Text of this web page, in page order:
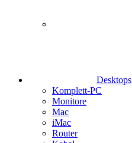
Desktops
Komplett-PC
Monitore
Mac
iMac
Router